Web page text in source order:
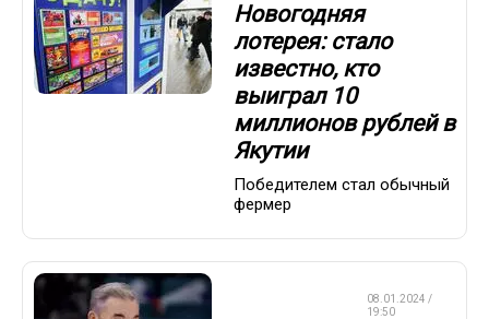
Новогодняя
лотерея: стало
известно, кто
выиграл 10
миллионов рублей в
Якутии
Победителем стал обычный
фермер
08.01.2024 /
19:50